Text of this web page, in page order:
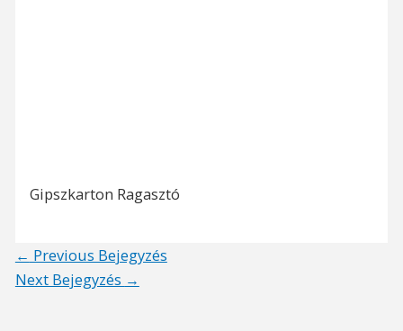
Gipszkarton Ragasztó
Post
navigation
← Previous Bejegyzés
Next Bejegyzés →